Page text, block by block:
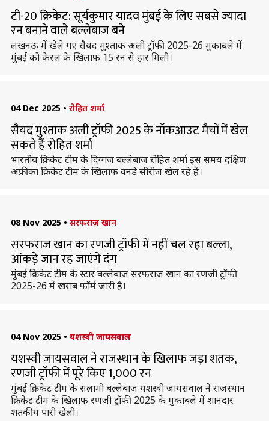
टी-20 क्रिकेट: सूर्यकुमार यादव मुंबई के लिए सबसे ज्यादा
रन बनाने वाले बल्लेबाज बने
लखनऊ में खेले गए सैयद मुश्ताक अली ट्रॉफी 2025-26 मुकाबले में
मुंबई को केरल के खिलाफ 15 रन से हार मिली।
04 Dec 2025 • रोहित शर्मा
सैयद मुश्ताक अली ट्रॉफी 2025 के नॉकआउट मैचों में खेल
सकते हैं रोहित शर्मा
भारतीय क्रिकेट टीम के दिग्गज बल्लेबाज रोहित शर्मा इस समय दक्षिण
अफ्रीका क्रिकेट टीम के खिलाफ वनडे सीरीज खेल रहे हैं।
08 Nov 2025 • सरफराज़ खान
सरफराज खान का रणजी ट्रॉफी में नहीं चल रहा बल्ला,
आंकड़े जान रह जाएंगे दंग
मुंबई क्रिकेट टीम के स्टार बल्लेबाज सरफराज खान का रणजी ट्रॉफी
2025-26 में खराब फॉर्म जारी है।
04 Nov 2025 • यशस्वी जायसवाल
यशस्वी जायसवाल ने राजस्थान के खिलाफ जड़ा शतक,
रणजी ट्रॉफी में पूरे किए 1,000 रन
मुंबई क्रिकेट टीम के सलामी बल्लेबाज यशस्वी जायसवाल ने राजस्थान
क्रिकेट टीम के खिलाफ रणजी ट्रॉफी 2025 के मुकाबले में शानदार
शतकीय पारी खेली।